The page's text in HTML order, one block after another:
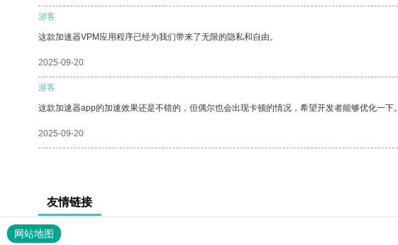
游客
这款加速器VPM应用程序已经为我们带来了无限的隐私和自由。
2025-09-20
游客
这款加速器app的加速效果还是不错的，但偶尔也会出现卡顿的情况，希望开发者能够优化一下。
2025-09-20
友情链接
网站地图